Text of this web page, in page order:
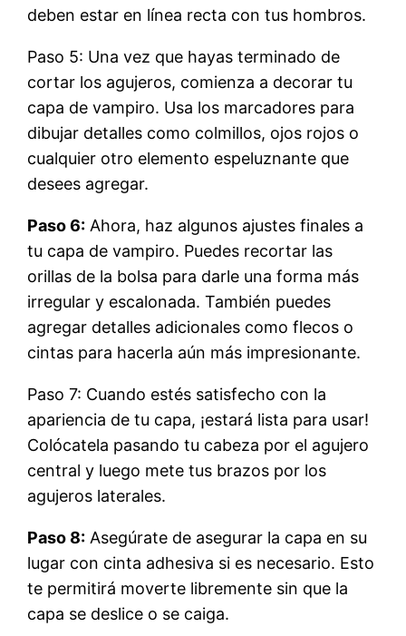
deben estar en línea recta con tus hombros.
Paso 5: Una vez que hayas terminado de
cortar los agujeros, comienza a decorar tu
capa de vampiro. Usa los marcadores para
dibujar detalles como colmillos, ojos rojos o
cualquier otro elemento espeluznante que
desees agregar.
Paso 6: Ahora, haz algunos ajustes finales a
tu capa de vampiro. Puedes recortar las
orillas de la bolsa para darle una forma más
irregular y escalonada. También puedes
agregar detalles adicionales como flecos o
cintas para hacerla aún más impresionante.
Paso 7: Cuando estés satisfecho con la
apariencia de tu capa, ¡estará lista para usar!
Colócatela pasando tu cabeza por el agujero
central y luego mete tus brazos por los
agujeros laterales.
Paso 8: Asegúrate de asegurar la capa en su
lugar con cinta adhesiva si es necesario. Esto
te permitirá moverte libremente sin que la
capa se deslice o se caiga.